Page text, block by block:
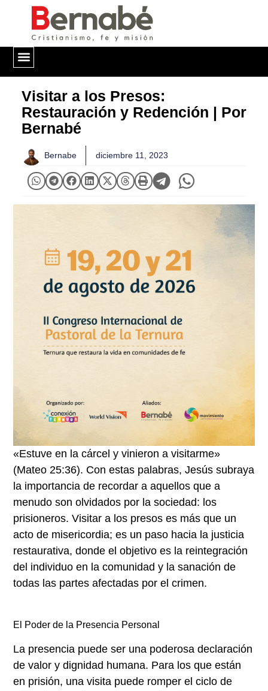
Visitar a los Presos:
Restauración y Redención | Por
Bernabé
Bernabe diciembre 11, 2023
«Estuve en la cárcel y vinieron a visitarme»
(Mateo 25:36). Con estas palabras, Jesús subraya
la importancia de recordar a aquellos que a
menudo son olvidados por la sociedad: los
prisioneros. Visitar a los presos es más que un
acto de misericordia; es un paso hacia la justicia
restaurativa, donde el objetivo es la reintegración
del individuo en la comunidad y la sanación de
todas las partes afectadas por el crimen.
El Poder de la Presencia Personal
La presencia puede ser una poderosa declaración
de valor y dignidad humana. Para los que están
en prisión, una visita puede romper el ciclo de